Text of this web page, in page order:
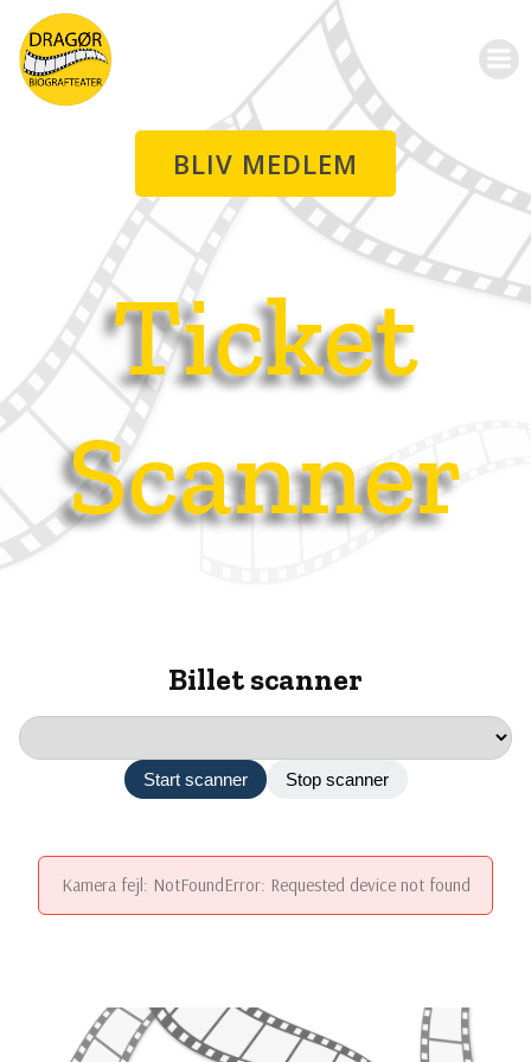
indhold
BLIV MEDLEM
Ticket
Scanner
Billet scanner
Start scanner Stop scanner
Kamera fejl: NotFoundError: Requested device not found